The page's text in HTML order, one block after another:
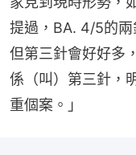
提過，BA. 4/5的兩
但第三針會好好多
係（叫）第三針，
重個案。」